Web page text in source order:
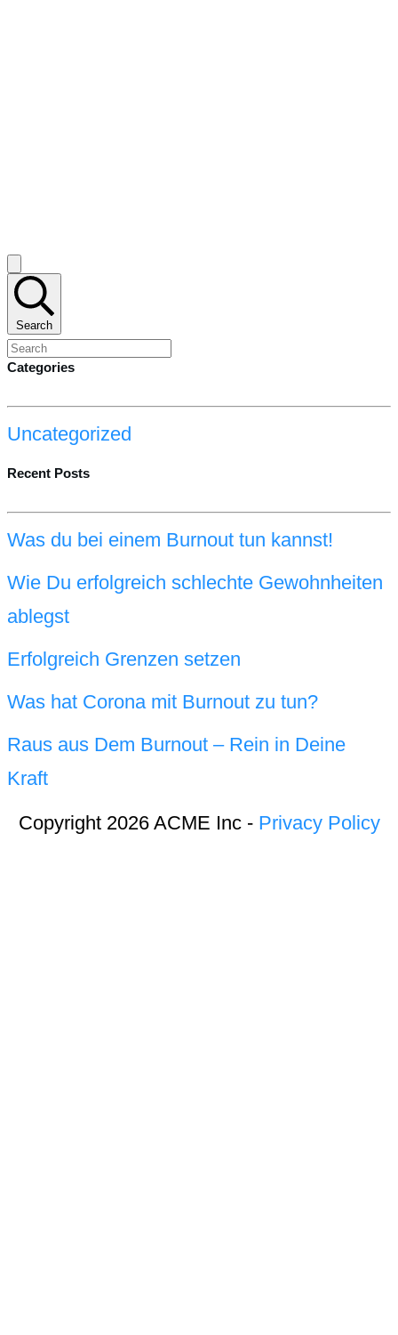
Search
Categories
Uncategorized
Recent Posts
Was du bei einem Burnout tun kannst!
Wie Du erfolgreich schlechte Gewohnheiten
ablegst
Erfolgreich Grenzen setzen
Was hat Corona mit Burnout zu tun?
Raus aus Dem Burnout – Rein in Deine
Kraft
Copyright 2026 ACME Inc - Privacy Policy